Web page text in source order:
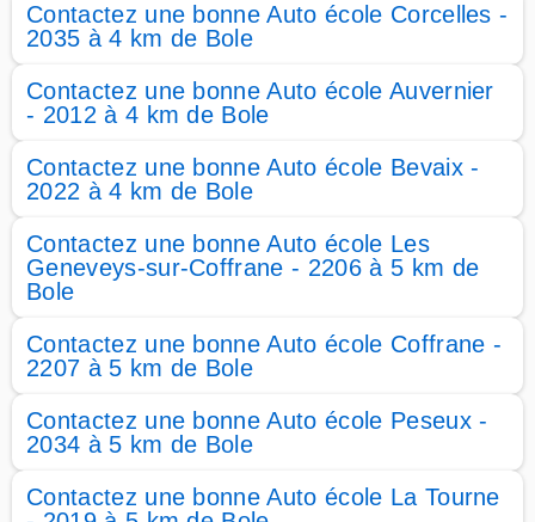
Contactez une bonne Auto école Corcelles -
2035 à 4 km de Bole
Contactez une bonne Auto école Auvernier
- 2012 à 4 km de Bole
Contactez une bonne Auto école Bevaix -
2022 à 4 km de Bole
Contactez une bonne Auto école Les
Geneveys-sur-Coffrane - 2206 à 5 km de
Bole
Contactez une bonne Auto école Coffrane -
2207 à 5 km de Bole
Contactez une bonne Auto école Peseux -
2034 à 5 km de Bole
Contactez une bonne Auto école La Tourne